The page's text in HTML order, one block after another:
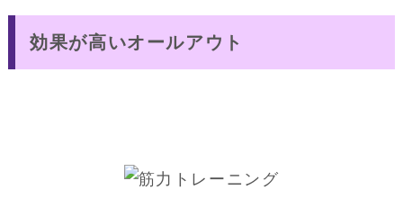
効果が高いオールアウト